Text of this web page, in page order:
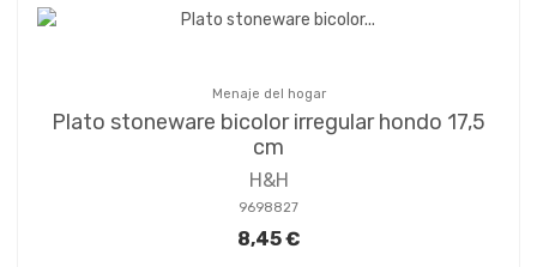
Menaje del hogar
Plato stoneware bicolor irregular hondo 17,5
cm
H&H
9698827
8,45 €